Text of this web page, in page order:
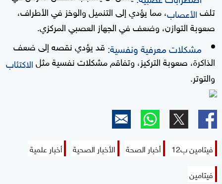
تلفالأعصاب، مما يؤدي إلى التنميل والوخز في الأطراف،
صعوبة التوازن، وضعف في الجهاز العصبي المركزي.
مشكلات معرفية ونفسية: قد يؤدي نقصه إلى ضعف
الذاكرة، صعوبة التركيز، وتفاقم مشكلات نفسية مثلالاكتئاب
والتوتر.
فيتامين ب12 أخبار الصحة الأخبار الصحية
أخبار علمية
فيتامين